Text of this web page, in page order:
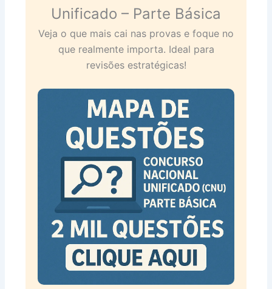
Unificado – Parte Básica
Veja o que mais cai nas provas e foque no
que realmente importa. Ideal para
revisões estratégicas!